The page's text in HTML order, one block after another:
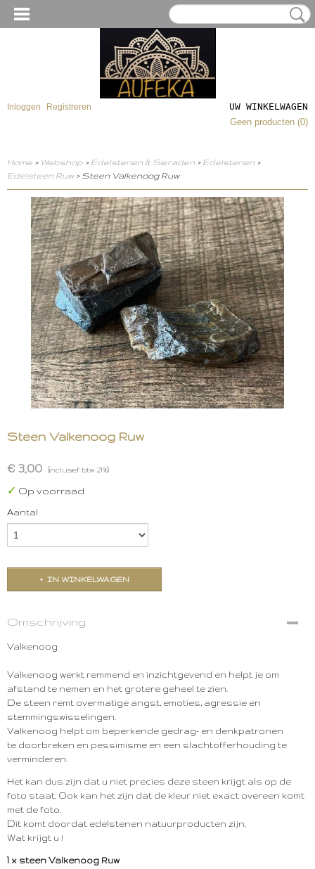
Inloggen Registreren
UW WINKELWAGEN
Geen producten (0)
Home > Webshop > Edelstenen & Sieraden > Edelstenen >
Edelsteen Ruw> Steen Valkenoog Ruw
Steen Valkenoog Ruw
€ 3,00 (inclusief btw 21%)
✓ Op voorraad
Aantal
IN WINKELWAGEN
Omschrijving
Valkenoog
Valkenoog werkt remmend en inzichtgevend en helpt je om
afstand te nemen en het grotere geheel te zien.
De steen remt overmatige angst, emoties, agressie en
stemmingswisselingen.
Valkenoog helpt om beperkende gedrag- en denkpatronen
te doorbreken en pessimisme en een slachtofferhouding te
verminderen.
Het kan dus zijn dat u niet precies deze steen krijgt als op de
foto staat. Ook kan het zijn dat de kleur niet exact overeen komt
met de foto.
Dit komt doordat edelstenen natuurproducten zijn.
Wat krijgt u !
1 x steen Valkenoog Ruw